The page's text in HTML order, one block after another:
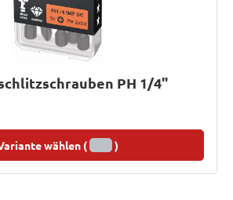
PH 1/4"
wählen ( )